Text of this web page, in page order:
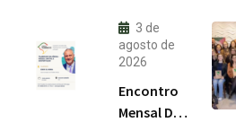
3 de
agosto de
2026
Encontro
Mensal Do